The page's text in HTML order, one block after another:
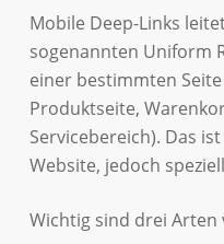
Mobile Deep-Links
sogenannten Uniform
einer bestimmten
Produktseite,
Servicebereich). Das
Website, jedoch
Wichtig sind drei Arten